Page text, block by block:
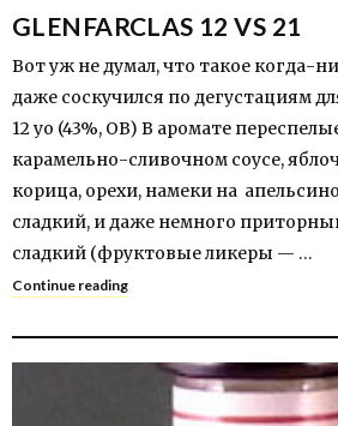
GLENFARCLAS 12 VS 21
Вот уж не думал, что такое когда-
даже соскучился по дегустациям
12 yo (43%, OB) В аромате
карамельно-сливочном соусе,
корица, орехи, намеки на
сладкий, и даже немного
сладкий (фруктовые ликеры — …
Continue reading